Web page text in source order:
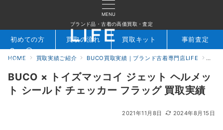
MENU
ブランド品・古着の高価買取・査定
検索 お問合せ
初めての方 買取の流れ 買取キット 事前査定
HOME 買取実績ご紹介 BUCO買取実績｜ブランド古着専門店LIFE
BUCO × トイズマッコイ ジェット ヘルメッ
ト シールド チェッカー フラッグ 買取実績
2021年11月8日 2024年8月15日